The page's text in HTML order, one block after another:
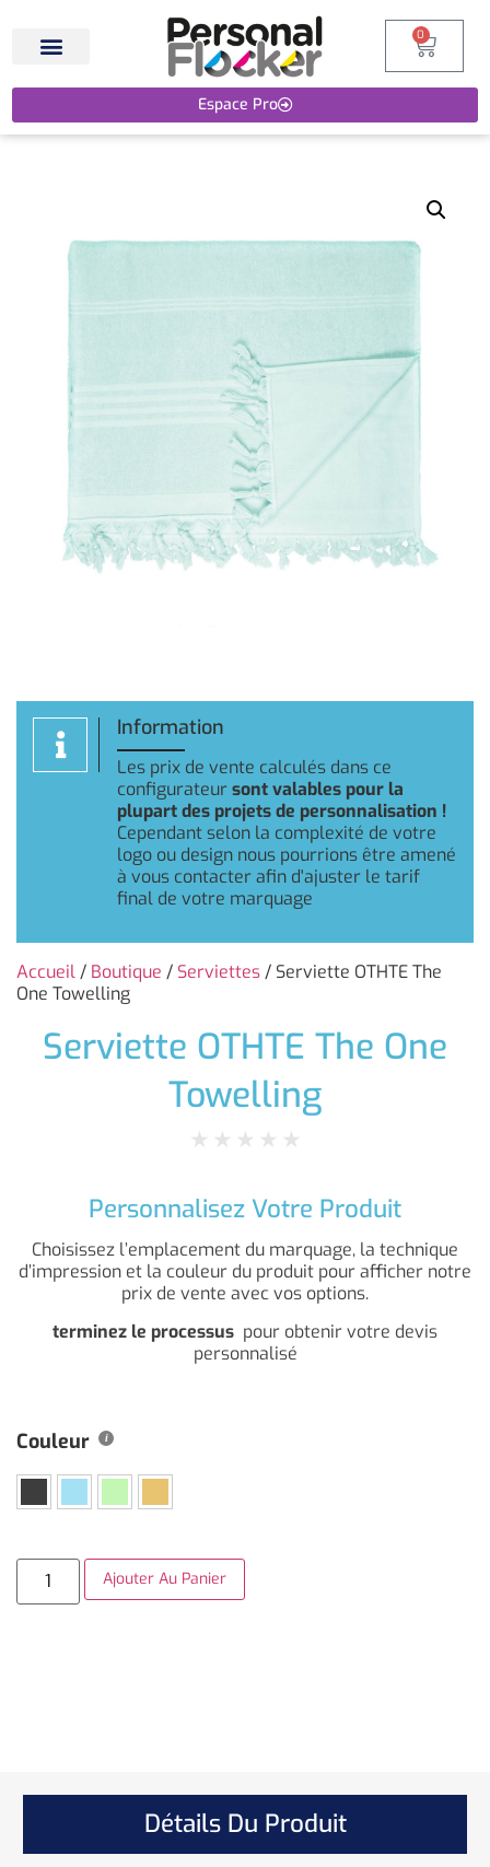
Espace Pro
0
Information
Les prix de vente calculés dans ce
configurateursont valables pour la
plupart des projets de personnalisation !
Cependant selon la complexité de votre
logo ou design nous pourrions être amené
à vous contacter afin d'ajuster le tarif
final de votre marquage
Accueil / Boutique / Serviettes / Serviette OTHTE The
One Towelling
Serviette OTHTE The One
Towelling
★ ★ ★ ★ ★
Personnalisez Votre Produit
Choisissez l’emplacement du marquage, la technique
d’impression et la couleur du produit pour afficher notre
prix de vente avec vos options.
terminez le processus pour obtenir votre devis
personnalisé
Couleur
Ajouter Au Panier
Détails Du Produit